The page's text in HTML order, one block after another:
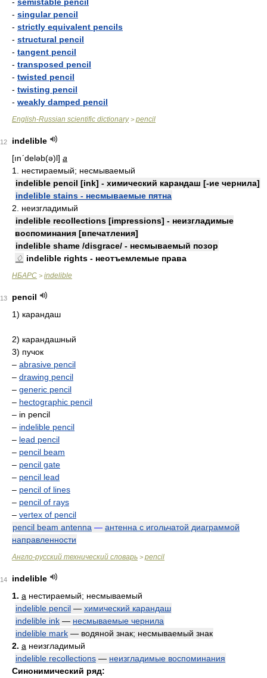
- singular pencil
- strictly equivalent pencils
- structural pencil
- tangent pencil
- transposed pencil
- twisted pencil
- twisting pencil
- weakly damped pencil
English-Russian scientific dictionary> pencil
12
indelible
[ınʹdeləb(ə)l] a
1. нестираемый; несмываемый
indelible pencil [ink] - химический карандаш [-ие чернила]
indelible stains - несмываемые пятна
2. неизгладимый
indelible recollections [impressions] - неизгладимые
воспоминания [впечатления]
indelible shame /disgrace/ - несмываемый позор
♢ indelible rights - неотъемлемые права
НБАРС > indelible
13
pencil
1) карандаш
2) карандашный
3) пучок
– abrasive pencil
– drawing pencil
– generic pencil
– hectographic pencil
– in pencil
– indelible pencil
– lead pencil
– pencil beam
– pencil gate
– pencil lead
– pencil of lines
– pencil of rays
– vertex of pencil
pencil beam antenna — антенна с игольчатой диаграммой
направленности
Англо-русский технический словарь > pencil
14
indelible
1. a нестираемый; несмываемый
indelible pencil — химический карандаш
indelible ink — несмываемые чернила
indelible mark — водяной знак; несмываемый знак
2. a неизгладимый
indelible recollections — неизгладимые воспоминания
Синонимический ряд: